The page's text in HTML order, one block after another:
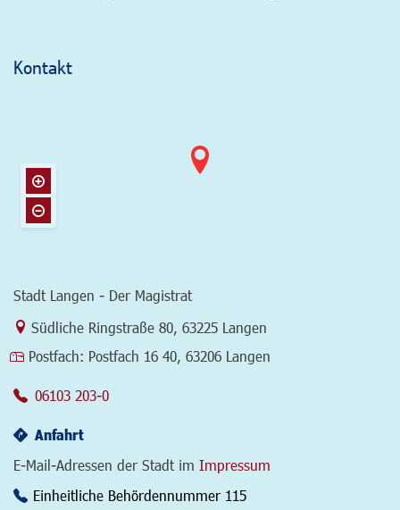
Kontakt
Stadt Langen - Der Magistrat
Link zur Google-Maps Navigation
Südliche Ringstraße 80 63225 Langen
Postfach: Postfach 16 40, 63206 Langen
06103 203-0
Anfahrt
E-Mail-Adressen der Stadt im Impressum
Einheitliche Behördennummer 115